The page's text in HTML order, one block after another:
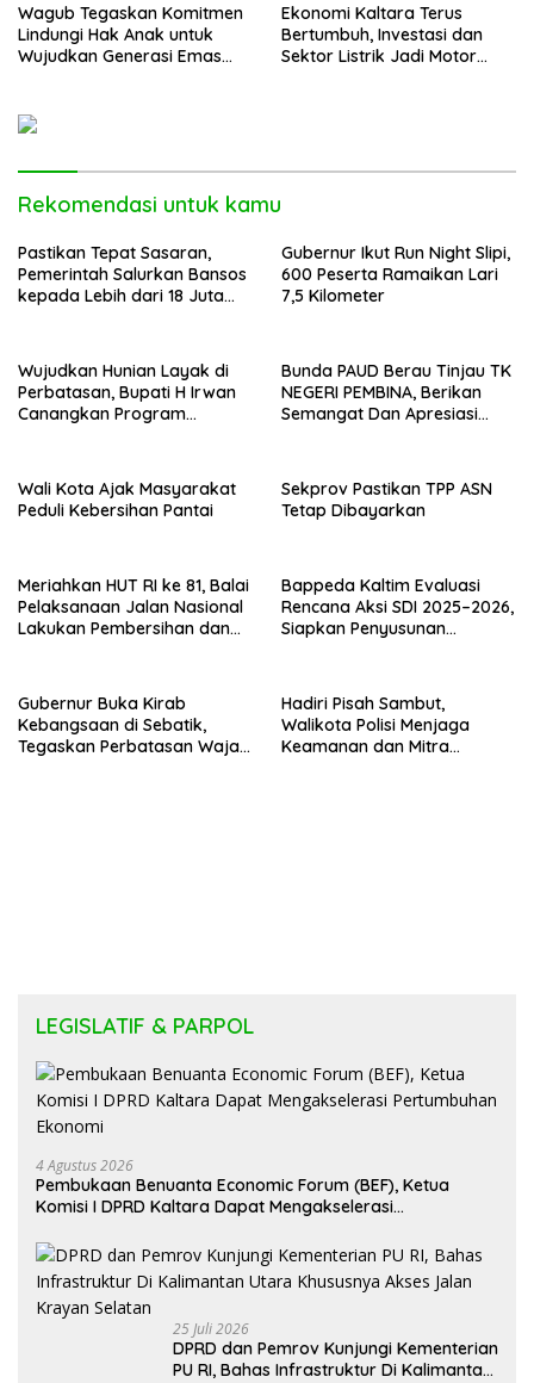
Wagub Tegaskan Komitmen
Lindungi Hak Anak untuk
Wujudkan Generasi Emas
Ekonomi Kaltara Terus
Bertumbuh, Investasi dan
Sektor Listrik Jadi Motor
Rekomendasi untuk kamu
Pastikan Tepat Sasaran,
Pemerintah Salurkan Bansos
kepada Lebih dari 18 Juta
Gubernur Ikut Run Night Slipi,
600 Peserta Ramaikan Lari
7,5 Kilometer
Wujudkan Hunian Layak di
Perbatasan, Bupati H Irwan
Canangkan Program
Bunda PAUD Berau Tinjau TK
NEGERI PEMBINA, Berikan
Semangat Dan Apresiasi
Wali Kota Ajak Masyarakat
Peduli Kebersihan Pantai
Sekprov Pastikan TPP ASN
Tetap Dibayarkan
Meriahkan HUT RI ke 81, Balai
Pelaksanaan Jalan Nasional
Lakukan Pembersihan dan
Bappeda Kaltim Evaluasi
Rencana Aksi SDI 2025–2026,
Siapkan Penyusunan
Gubernur Buka Kirab
Kebangsaan di Sebatik,
Tegaskan Perbatasan Wajah
Hadiri Pisah Sambut,
Walikota Polisi Menjaga
Keamanan dan Mitra
LEGISLATIF & PARPOL
4 Agustus 2026
Pembukaan Benuanta Economic Forum (BEF), Ketua
Komisi I DPRD Kaltara Dapat Mengakselerasi
25 Juli 2026
DPRD dan Pemrov Kunjungi Kementerian
PU RI, Bahas Infrastruktur Di Kalimantan